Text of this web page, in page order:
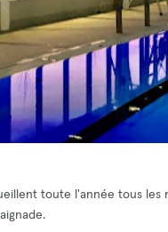
toute l'année tous